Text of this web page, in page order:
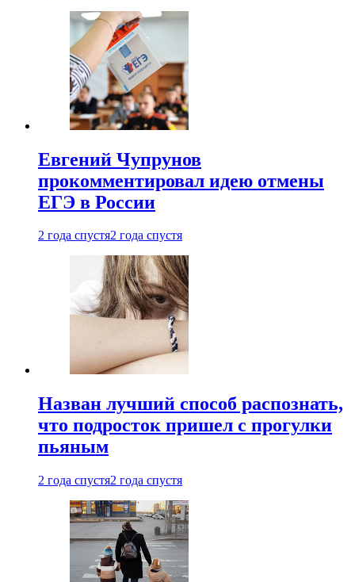
Евгений Чупрунов
прокомментировал идею отмены
ЕГЭ в России
2 года спустя2 года спустя
Назван лучший способ распознать,
что подросток пришел с прогулки
пьяным
2 года спустя2 года спустя